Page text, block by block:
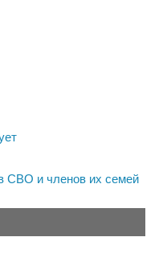
СВО и членов их семей